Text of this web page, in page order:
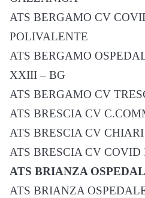
ATS BERGAMO CV
POLIVALENTE
ATS BERGAMO
XXIII – BG
ATS BERGAMO CV
ATS BRESCIA CV
ATS BRESCIA CV
ATS BRESCIA CV COVID
ATS BRIANZA
ATS BRIANZA